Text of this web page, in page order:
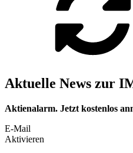
Aktuelle News zur
Aktienalarm. Jetzt kostenlos
E-Mail
Aktivieren